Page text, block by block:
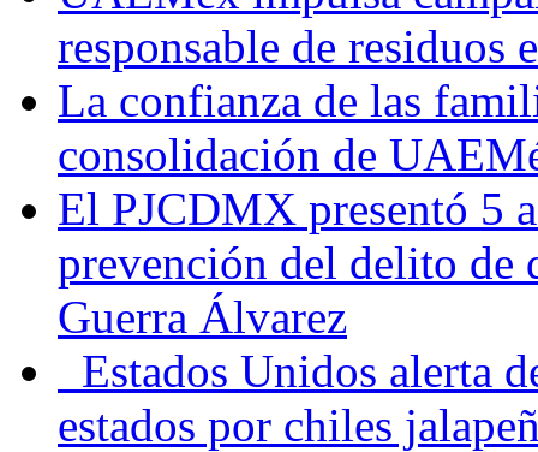
responsable de residuos
La confianza de las
consolidación de
El PJCDMX presentó 5
prevención del delito de
Guerra Álvarez
Estados Unidos alerta
estados por chiles